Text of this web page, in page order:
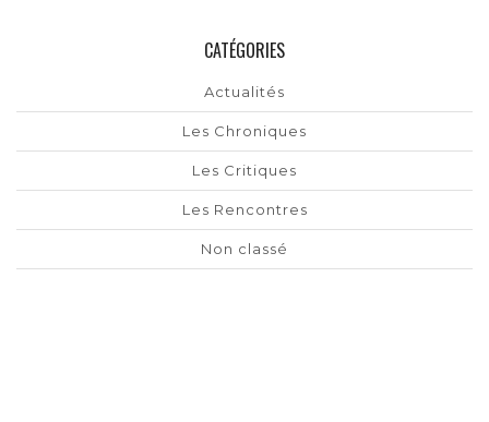
CATÉGORIES
Actualités
Les Chroniques
Les Critiques
Les Rencontres
Non classé